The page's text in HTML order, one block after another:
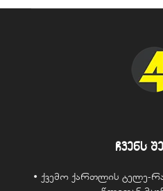
ჩვენს
• ქვემო ქართლის ტელე-